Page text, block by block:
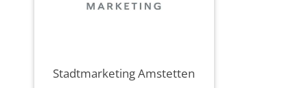
Stadtmarketing Amstetten